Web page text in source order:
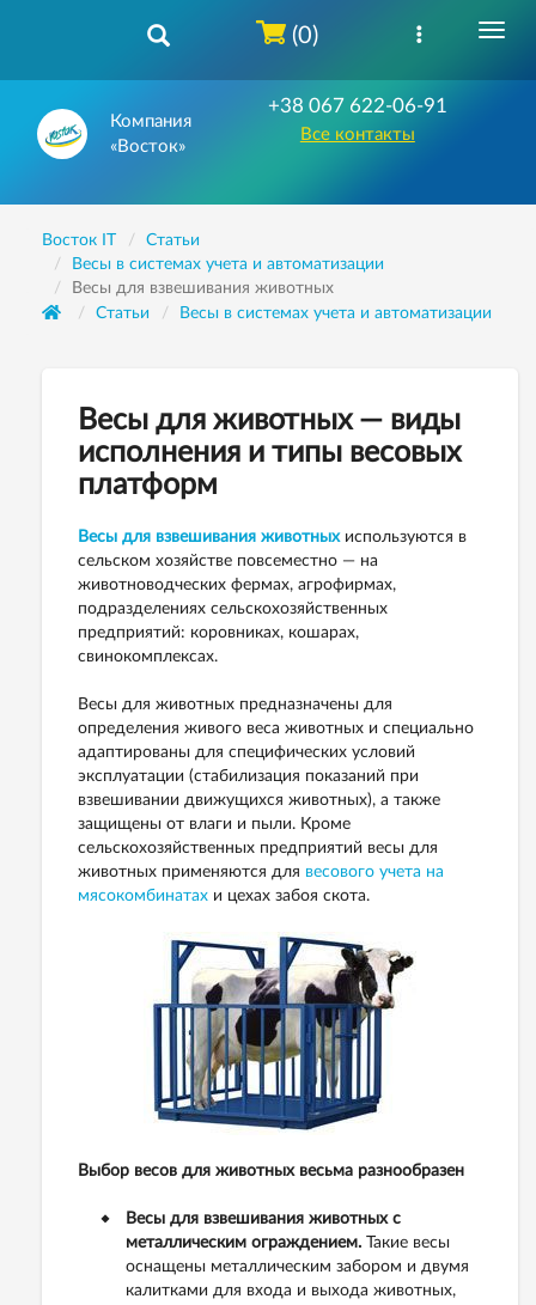
Компания
«Восток»
+38 067 622-06-91
Все контакты
(0)
Восток IT
Статьи
Весы в системах учета и автоматизации
Весы для взвешивания животных
Статьи
Весы в системах учета и автоматизации
Весы для животных — виды
исполнения и типы весовых
платформ
Весы для взвешивания животных используются в
сельском хозяйстве повсеместно — на
животноводческих фермах, агрофирмах,
подразделениях сельскохозяйственных
предприятий: коровниках, кошарах,
свинокомплексах.
Весы для животных предназначены для
определения живого веса животных и специально
адаптированы для специфических условий
эксплуатации (стабилизация показаний при
взвешивании движущихся животных), а также
защищены от влаги и пыли. Кроме
сельскохозяйственных предприятий весы для
животных применяются для весового учета на
мясокомбинатах и цехах забоя скота.
Выбор весов для животных весьма разнообразен
Весы для взвешивания животных с
металлическим ограждением. Такие весы
оснащены металлическим забором и двумя
калитками для входа и выхода животных,